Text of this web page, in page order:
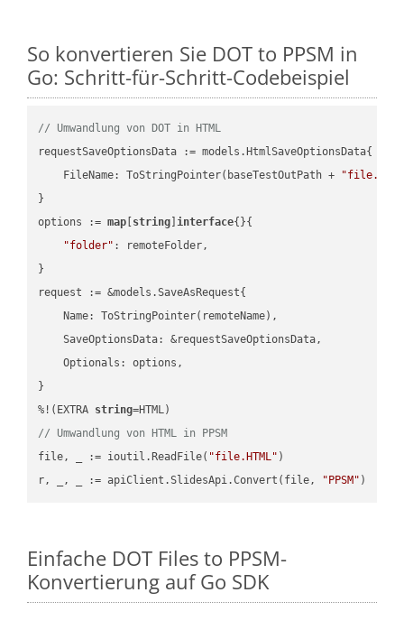
So konvertieren Sie DOT to PPSM in
Go: Schritt-für-Schritt-Codebeispiel
// Umwandlung von DOT in HTML
requestSaveOptionsData := models.HtmlSaveOptionsData{
    FileName: ToStringPointer(baseTestOutPath +
"file.DOT"
}
options := map string ]interface{}{
"folder" : remoteFolder,
}
request := &models.SaveAsRequest{
    Name: ToStringPointer(remoteName),
    SaveOptionsData: &requestSaveOptionsData,
    Optionals: options,
}
%!(EXTRA string
// Umwandlung von HTML in PPSM
file, _ := ioutil.ReadFile( "file.HTML" )
r, _, _ := apiClient.SlidesApi.Convert(file,
"PPSM"
Einfache DOT Files to PPSM-
Konvertierung auf Go SDK